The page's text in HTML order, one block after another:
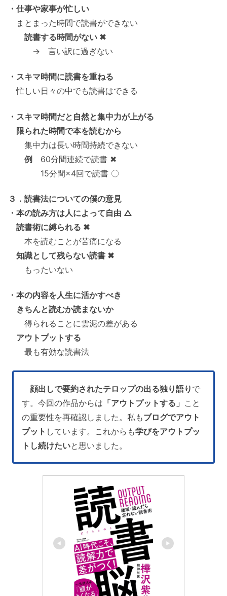
・仕事や家事が忙しい
まとまった時間で読書ができない
読書する時間がない ✖
→ 言い訳に過ぎない
・スキマ時間に読書を重ねる
忙しい日々の中でも読書はできる
・スキマ時間だと自然と集中力が上がる
限られた時間で本を読むから
集中力は長い時間持続できない
例 60分間連続で読書 ✖
15分間×4回で読書 〇
３．読書法についての僕の意見
・本の読み方は人によって自由 △
読書術に縛られる ✖
本を読むことが苦痛になる
知識として残らない読書 ✖
もったいない
・本の内容を人生に活かすべき
きちんと読むか読まないか
得られることに雲泥の差がある
アウトプットする
最も有効な読書法
顔出しで要約されたテロップの出る独り語り で
す。今回の作品からは 「アウトプットする」 こと
の重要性を再確認しました。私もブログでアウト
プット しています。これからも学びをアウトプッ
トし続けたいと思いました。